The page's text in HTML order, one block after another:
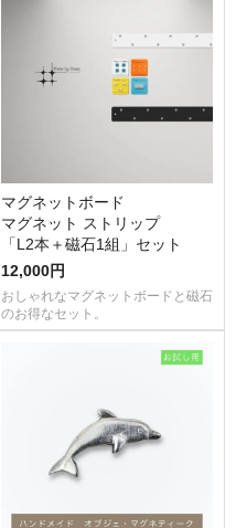
マグネットボード
マグネット ストリップ
「L2本＋磁石1組」セット
12,000円
おしゃれなマグネットボードと磁石
のお得なセット。